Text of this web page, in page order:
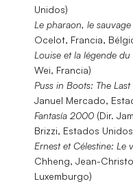
Unidos)
Le pharaon, le
Ocelot, Francia,
Louise et la légende
Wei, Francia)
Puss in Boots: The Last
Januel Mercado,
Fantasía 2000 (Dir.
Brizzi, Estados
Ernest et Célestine: Le
Chheng, Jean-
Luxemburgo)